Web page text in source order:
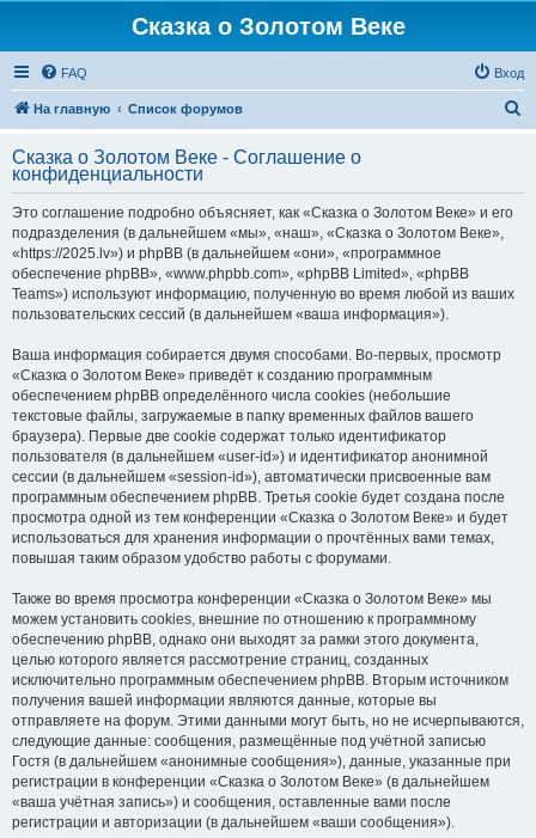
Сказка о Золотом Веке
FAQ Вход
На главную Список форумов
с
Сказка о Золотом Веке - Соглашение о
конфиденциальности
Это соглашение подробно объясняет, как «Сказка о Золотом Веке» и его
подразделения (в дальнейшем «мы», «наш», «Сказка о Золотом Веке»,
«https://2025.lv») и phpBB (в дальнейшем «они», «программное
обеспечение phpBB», «www.phpbb.com», «phpBB Limited», «phpBB
Teams») используют информацию, полученную во время любой из ваших
пользовательских сессий (в дальнейшем «ваша информация»).
Ваша информация собирается двумя способами. Во-первых, просмотр
«Сказка о Золотом Веке» приведёт к созданию программным
обеспечением phpBB определённого числа cookies (небольшие
текстовые файлы, загружаемые в папку временных файлов вашего
браузера). Первые две cookie содержат только идентификатор
пользователя (в дальнейшем «user-id») и идентификатор анонимной
сессии (в дальнейшем «session-id»), автоматически присвоенные вам
программным обеспечением phpBB. Третья cookie будет создана после
просмотра одной из тем конференции «Сказка о Золотом Веке» и будет
использоваться для хранения информации о прочтённых вами темах,
повышая таким образом удобство работы с форумами.
Также во время просмотра конференции «Сказка о Золотом Веке» мы
можем установить cookies, внешние по отношению к программному
обеспечению phpBB, однако они выходят за рамки этого документа,
целью которого является рассмотрение страниц, созданных
исключительно программным обеспечением phpBB. Вторым источником
получения вашей информации являются данные, которые вы
отправляете на форум. Этими данными могут быть, но не исчерпываются,
следующие данные: сообщения, размещённые под учётной записью
Гостя (в дальнейшем «анонимные сообщения»), данные, указанные при
регистрации в конференции «Сказка о Золотом Веке» (в дальнейшем
«ваша учётная запись») и сообщения, оставленные вами после
регистрации и авторизации (в дальнейшем «ваши сообщения»).